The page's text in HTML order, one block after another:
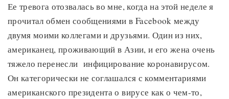
Ее тревога отозвалась во мне, когда на этой неделе я
прочитал обмен сообщениями в Facebook между
двумя моими коллегами и друзьями. Один из них,
американец, проживающий в Азии, и его жена очень
тяжело перенесли инфицирование коронавирусом.
Он категорически не соглашался с комментариями
американского президента о вирусе как о чем-то,